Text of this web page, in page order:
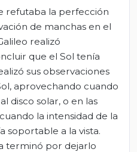
refutaba la perfección
de manchas en el
realizó
que el Sol tenía
sus observaciones
aprovechando cuando
disco solar, o en las
la intensidad de la
soportable a la vista.
terminó por dejarlo